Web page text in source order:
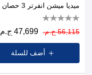
56,115 ج.م. 47,699 ج.م.
أضف للسلة